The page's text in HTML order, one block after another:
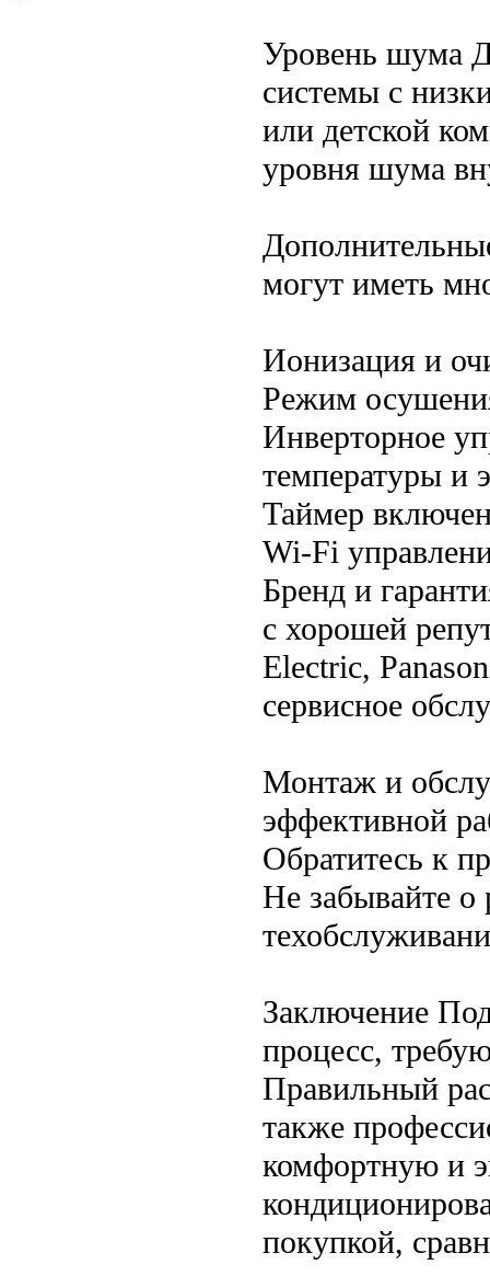
Уровень шума
системы с
или детской
уровня шума
могут иметь
Ионизация и
Режим
Инверторное
температуры и
Таймер
Wi-Fi
Бренд и
с хорошей
Electric,
сервисное
Монтаж и
эффективной
Обратитесь к
Не забывайте о
Заключение
процесс,
Правильный
также
комфортную и
покупкой,